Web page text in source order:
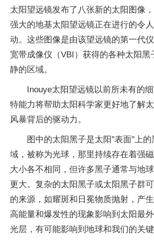
太阳望远镜发布了八张新的太阳图像
强大的地基太阳望远镜正在进行的令
动。这些图像是由该望远镜的第一代
宽带成像仪（VBI）获得的各种太阳黑
静的区域。
Inouye太阳望远镜以前所未有的
特能力将帮助太阳科学家更好地了解
风暴背后的驱动力。
图中的太阳黑子是太阳"表面"上
域，被称为光球，那里持续存在着强
大小各不相同，但许多黑子通常与地
更大。复杂的太阳黑子或太阳黑子群
的来源，如耀斑和日冕物质抛射，产
高能量和爆发性的现象影响到太阳最
光层，有可能影响到地球和我们的关键